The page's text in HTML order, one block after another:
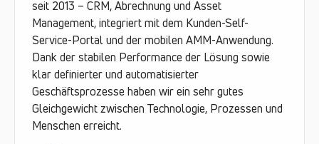
seit 2013 – CRM, Abrechnung und Asset
Management, integriert mit dem Kunden-Self-
Service-Portal und der mobilen AMM-Anwendung.
Dank der stabilen Performance der Lösung sowie
klar definierter und automatisierter
Geschäftsprozesse haben wir ein sehr gutes
Gleichgewicht zwischen Technologie, Prozessen und
Menschen erreicht.